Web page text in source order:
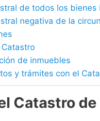
de todos los
negativa de la
de inmuebles
y trámites con el
Catastro de